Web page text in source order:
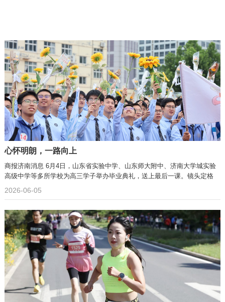
心怀明朗，一路向上
商报济南消息 6月4日，山东省实验中学、山东师大附中、济南大学城实验
高级中学等多所学校为高三学子举办毕业典礼，送上最后一课。镜头定格
2026-06-05